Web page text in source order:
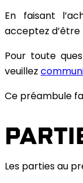
En faisant
acceptez
Pour toute
veuillez
Ce préambule
Les parties au